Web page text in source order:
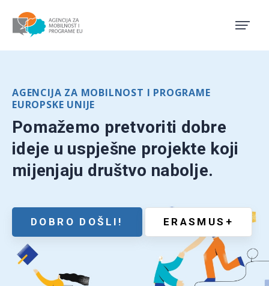
Agencija za mobilnost i
AGENCIJA ZA MOBILNOST I PROGRAME
EUROPSKE UNIJE
Pomažemo pretvoriti dobre
ideje u uspješne projekte koji
mijenjaju društvo nabolje.
DOBRO DOŠLI! ERASMUS+